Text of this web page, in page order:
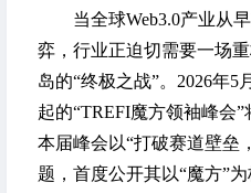
当全球Web3.0产业从早
弈，行业正迫切需要一场
岛的“终极之战”。2026年5
起的“TREFI魔方领袖峰会”
本届峰会以“打破赛道壁垒
题，首度公开其以“魔方”